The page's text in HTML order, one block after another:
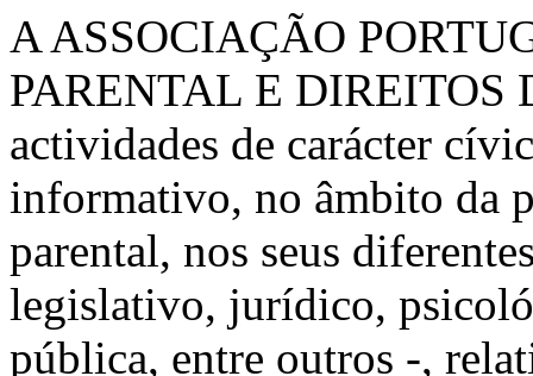
A ASSOCIAÇÃO
PARENTAL E DIREITOS
actividades de carácter
informativo, no âmbito da
parental, nos seus
legislativo, jurídico,
pública, entre outros -,